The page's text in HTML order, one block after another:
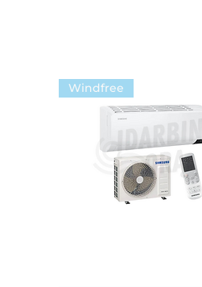
Windfree